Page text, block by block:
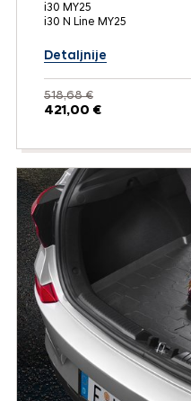
i30 MY25
i30 N Line MY25
Detaljnije
518,68 €
421,00 €